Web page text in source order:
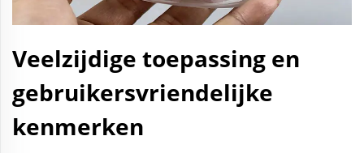
Veelzijdige toepassing en
gebruikersvriendelijke
kenmerken